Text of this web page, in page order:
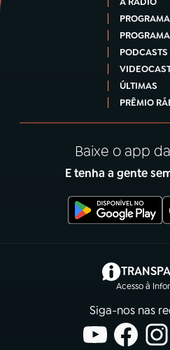
PODCASTS
ÚLTIMAS
PRÊMIO
Baixe o app
E tenha a gente
Acesso à
Siga-nos nas